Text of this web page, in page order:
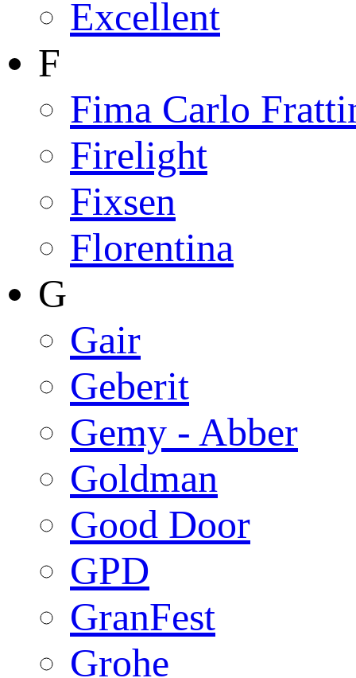
Excellent
F
Fima Carlo
Firelight
Fixsen
Florentina
G
Gair
Geberit
Gemy - Abber
Goldman
Good Door
GPD
GranFest
Grohe